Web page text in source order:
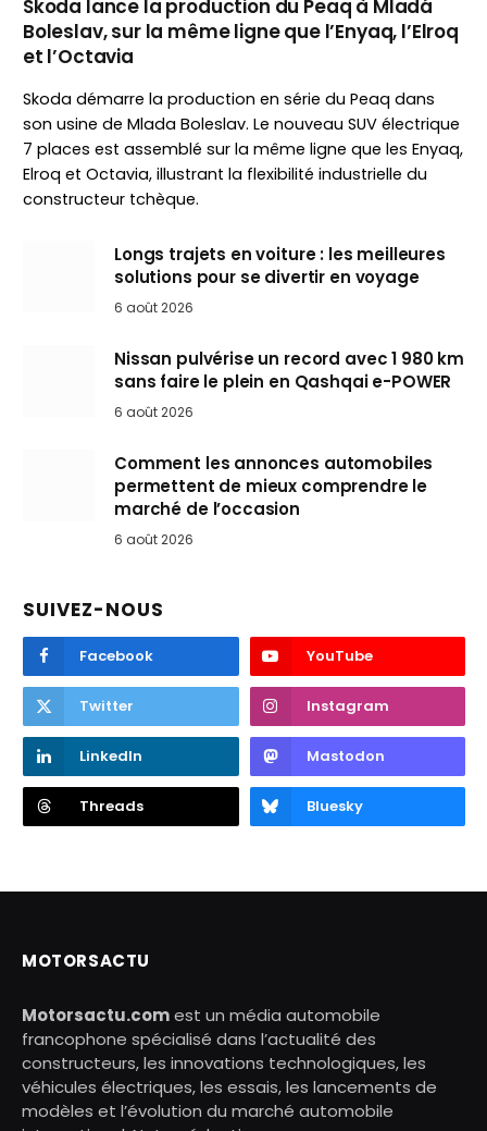
Skoda lance la production du Peaq à Mladá
Boleslav, sur la même ligne que l’Enyaq, l’Elroq
et l’Octavia
Skoda démarre la production en série du Peaq dans
son usine de Mlada Boleslav. Le nouveau SUV électrique
7 places est assemblé sur la même ligne que les Enyaq,
Elroq et Octavia, illustrant la flexibilité industrielle du
constructeur tchèque.
Longs trajets en voiture : les meilleures
solutions pour se divertir en voyage
6 août 2026
Nissan pulvérise un record avec 1 980 km
sans faire le plein en Qashqai e-POWER
6 août 2026
Comment les annonces automobiles
permettent de mieux comprendre le
marché de l’occasion
6 août 2026
SUIVEZ-NOUS
Facebook YouTube
Twitter Instagram
LinkedIn Mastodon
Threads Bluesky
MOTORSACTU
Motorsactu.comest un média automobile
francophone spécialisé dans l’actualité des
constructeurs, les innovations technologiques, les
véhicules électriques, les essais, les lancements de
modèles et l’évolution du marché automobile